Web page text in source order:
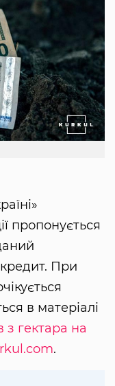
пропонується
При
в матеріалі
з гектара на
.